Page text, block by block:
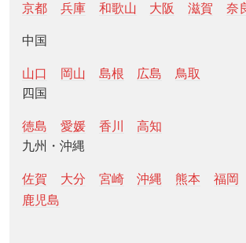
京都 兵庫 和歌山 大阪 滋賀 奈
中国
山口 岡山 島根 広島
鳥取
四国
徳島 愛媛 香川
高知
九州・沖縄
佐賀 大分 宮崎 沖縄 熊本 福岡
鹿児島